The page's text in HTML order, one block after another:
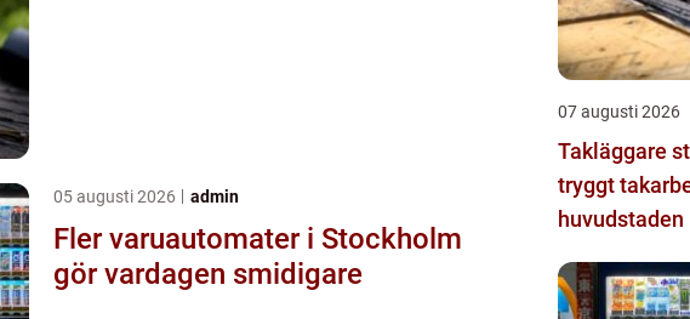
05 augusti 2026 admin
Fler varuautomater i Stockholm
gör vardagen smidigare
07 augusti 2026
Takläggare
tryggt
huvudstaden